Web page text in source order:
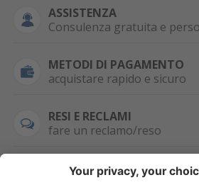
ASSISTENZA
Consulenza gratuita e
METODI DI PAGAMENTO
acquistare rapido e sicuro
RESI E RECLAMI
fare un reclamo/reso
SEMPRE DISPONIBILE
0471 506798